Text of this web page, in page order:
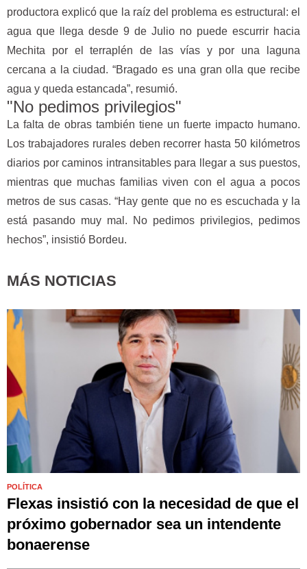
productora explicó que la raíz del problema es estructural: el
agua que llega desde 9 de Julio no puede escurrir hacia
Mechita por el terraplén de las vías y por una laguna
cercana a la ciudad. “Bragado es una gran olla que recibe
agua y queda estancada”, resumió.
"No pedimos privilegios"
La falta de obras también tiene un fuerte impacto humano.
Los trabajadores rurales deben recorrer hasta 50 kilómetros
diarios por caminos intransitables para llegar a sus puestos,
mientras que muchas familias viven con el agua a pocos
metros de sus casas. “Hay gente que no es escuchada y la
está pasando muy mal. No pedimos privilegios, pedimos
hechos”, insistió Bordeu.
MÁS NOTICIAS
POLÍTICA
Flexas insistió con la necesidad de que el
próximo gobernador sea un intendente
bonaerense